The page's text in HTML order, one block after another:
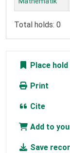
Total holds: 0
Place hold
Print
Cite
Add to
Save